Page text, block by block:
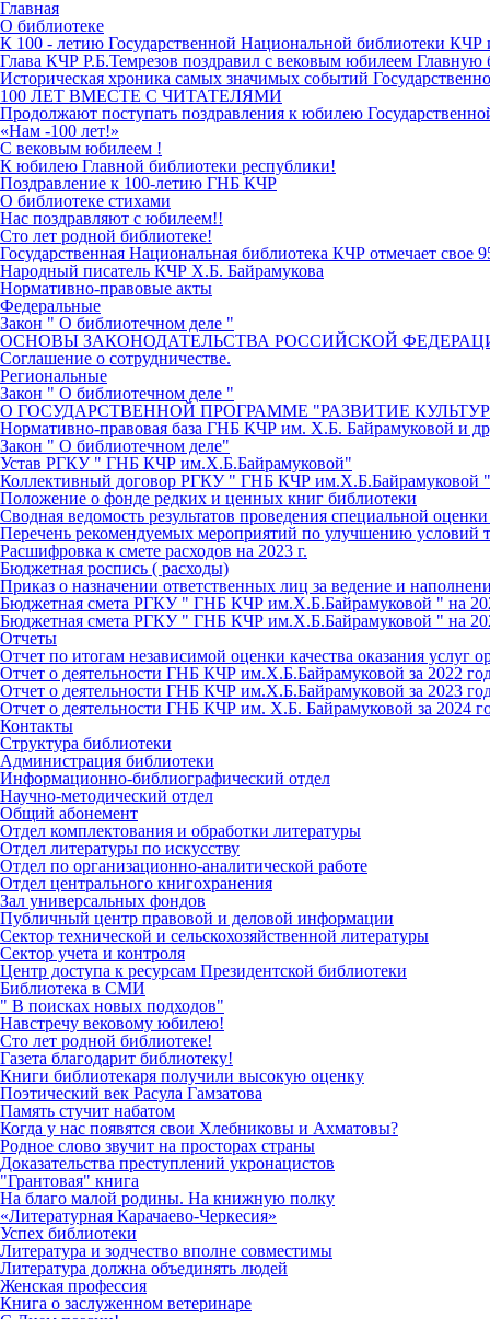
Главная
О библиотеке
К 100 - летию Государственной Национальной библиотеки
Глава КЧР Р.Б.Темрезов поздравил с вековым юбилеем Главную
Историческая хроника самых значимых событий
100 ЛЕТ ВМЕСТЕ С ЧИТАТЕЛЯМИ
Продолжают поступать поздравления к юбилею
«Нам -100 лет!»
С вековым юбилеем !
К юбилею Главной библиотеки республики!
Поздравление к 100-летию ГНБ КЧР
О библиотеке стихами
Нас поздравляют с юбилеем!!
Сто лет родной библиотеке!
Государственная Национальная библиотека КЧР отмечает
Народный писатель КЧР Х.Б. Байрамукова
Нормативно-правовые акты
Федеральные
Закон " О библиотечном деле "
ОСНОВЫ ЗАКОНОДАТЕЛЬСТВА РОССИЙСКОЙ
Соглашение о сотрудничестве.
Региональные
Закон " О библиотечном деле "
О ГОСУДАРСТВЕННОЙ ПРОГРАММЕ "РАЗВИТИЕ
Нормативно-правовая база ГНБ КЧР им. Х.Б. Байрамуковой и
Закон " О библиотечном деле"
Устав РГКУ " ГНБ КЧР им.Х.Б.Байрамуковой"
Коллективный договор РГКУ " ГНБ КЧР им.Х.Б.Байрамуковой "
Положение о фонде редких и ценных книг библиотеки
Сводная ведомость результатов проведения специальной
Перечень рекомендуемых мероприятий по улучшению условий
Расшифровка к смете расходов на 2023 г.
Бюджетная роспись ( расходы)
Приказ о назначении ответственных лиц за ведение и
Бюджетная смета РГКУ " ГНБ КЧР им.Х.Б.Байрамуковой " на
Бюджетная смета РГКУ " ГНБ КЧР им.Х.Б.Байрамуковой " на
Отчеты
Отчет по итогам независимой оценки качества оказания услуг
Отчет о деятельности ГНБ КЧР им.Х.Б.Байрамуковой за 2022
Отчет о деятельности ГНБ КЧР им.Х.Б.Байрамуковой за 2023
Отчет о деятельности ГНБ КЧР им. Х.Б. Байрамуковой за 2024
Контакты
Структура библиотеки
Администрация библиотеки
Информационно-библиографический отдел
Научно-методический отдел
Общий абонемент
Отдел комплектования и обработки литературы
Отдел литературы по искусству
Отдел по организационно-аналитической работе
Отдел центрального книгохранения
Зал универсальных фондов
Публичный центр правовой и деловой информации
Сектор технической и сельскохозяйственной литературы
Сектор учета и контроля
Центр доступа к ресурсам Президентской библиотеки
Библиотека в СМИ
" В поисках новых подходов"
Навстречу вековому юбилею!
Сто лет родной библиотеке!
Газета благодарит библиотеку!
Книги библиотекаря получили высокую оценку
Поэтический век Расула Гамзатова
Память стучит набатом
Когда у нас появятся свои Хлебниковы и Ахматовы?
Родное слово звучит на просторах страны
Доказательства преступлений укронацистов
"Грантовая" книга
На благо малой родины. На книжную полку
«Литературная Карачаево-Черкесия»
Успех библиотеки
Литература и зодчество вполне совместимы
Литература должна объединять людей
Женская профессия
Книга о заслуженном ветеринаре